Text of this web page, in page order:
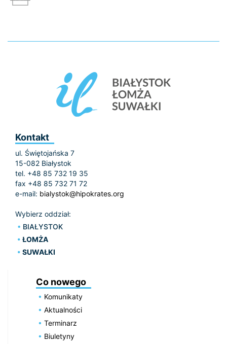
Kontakt
ul. Świętojańska 7
15-082 Białystok
tel. +48 85 732 19 35
fax +48 85 732 71 72
e-mail: bialystok@hipokrates.org
Wybierz oddział:
BIAŁYSTOK
ŁOMŻA
SUWAŁKI
Co nowego
Komunikaty
Aktualności
Terminarz
Biuletyny